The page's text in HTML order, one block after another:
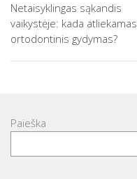
Netaisyklingas sąkandis
vaikystėje: kada atliekamas
ortodontinis gydymas?
Paieška